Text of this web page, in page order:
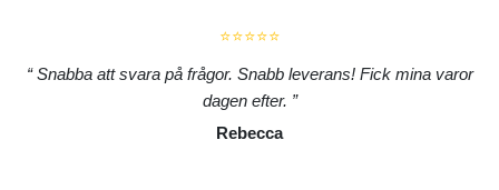
⭐⭐⭐⭐⭐
Snabba att svara på frågor. Snabb leverans! Fick mina varor
dagen efter.
Rebecca